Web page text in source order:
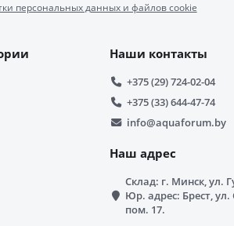
персональных данных и файлов cookie
Наши контакты
+375 (29) 724-02-04
+375 (33) 644-47-74
info@aquaforum.by
Наш адрес
Склад: г. Минск, ул.
Юр. адрес: Брест, ул.
пом. 17.